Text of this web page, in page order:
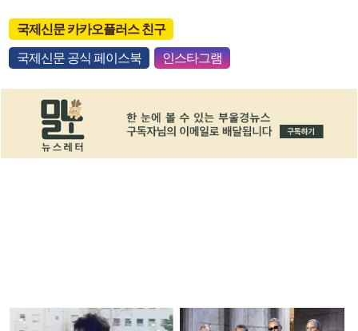
국제신문 카카오플러스 친구
국제신문 공식 페이스북 인스타그램